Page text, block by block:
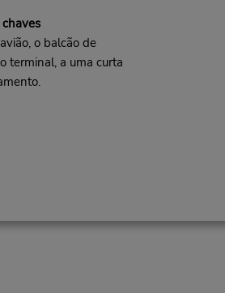
o balcão de
terminal, a uma curta